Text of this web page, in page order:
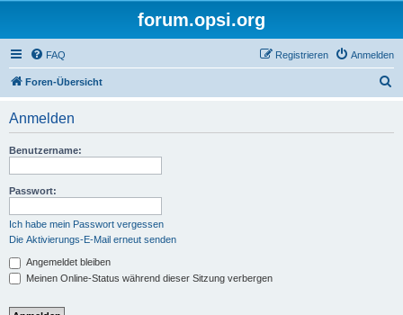
forum.opsi.org
FAQ Anmelden
Registrieren
Foren-Übersicht
Anmelden
Benutzername:
Passwort:
Ich habe mein Passwort vergessen
Die Aktivierungs-E-Mail erneut senden
Angemeldet bleiben
Meinen Online-Status während dieser Sitzung verbergen